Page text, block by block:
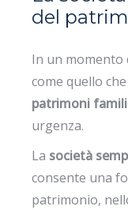
del
In un momento
come quello
patrimoni
urgenza.
La società
consente una
patrimonio,